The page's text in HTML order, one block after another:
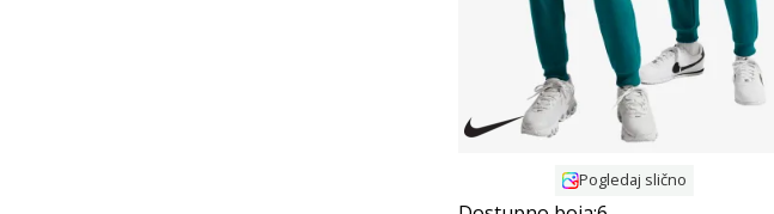
Pogledaj slično